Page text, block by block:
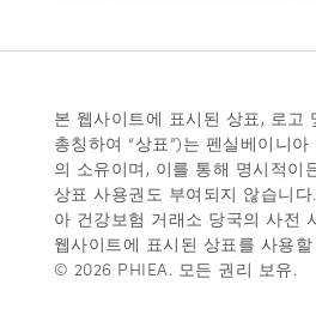
본 웹사이트에 표시된 상표, 로고
총칭하여 “상표”)는 펜실베이니
의 소유이며, 이를 통해 명시적이
상표 사용권도 부여되지 않습니
아 건강보험 거래소 당국의 사전
웹사이트에 표시된 상표를 사용
© 2026 PHIEA. 모든 권리 보유.